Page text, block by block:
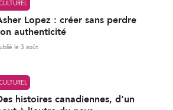
Lopez : créer sans perdre
authenticité
le 3 août
histoires canadiennes, d’un